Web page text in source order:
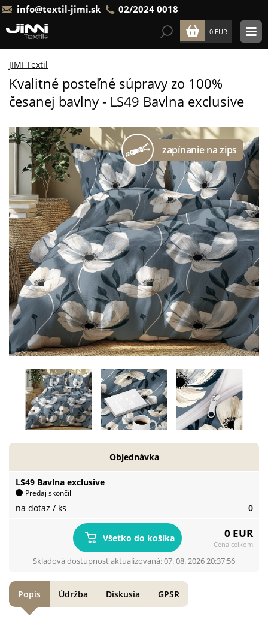
info@textil-jimi.sk 02/2024 0018
0 EUR
JIMI Textil
Kvalitné posteľné súpravy zo 100%
česanej bavlny - LS49 Bavlna exclusive
LS49 Bavlna exclusive
na dotaz / ks 0
Predaj skončil
Objednávka
Všetko do košíka 0 EUR
Cena celkom
Skladová dostupnosť aktualizovaná: 07. 08. 2026 20:37:56
Popis Údržba Diskusia GPSR